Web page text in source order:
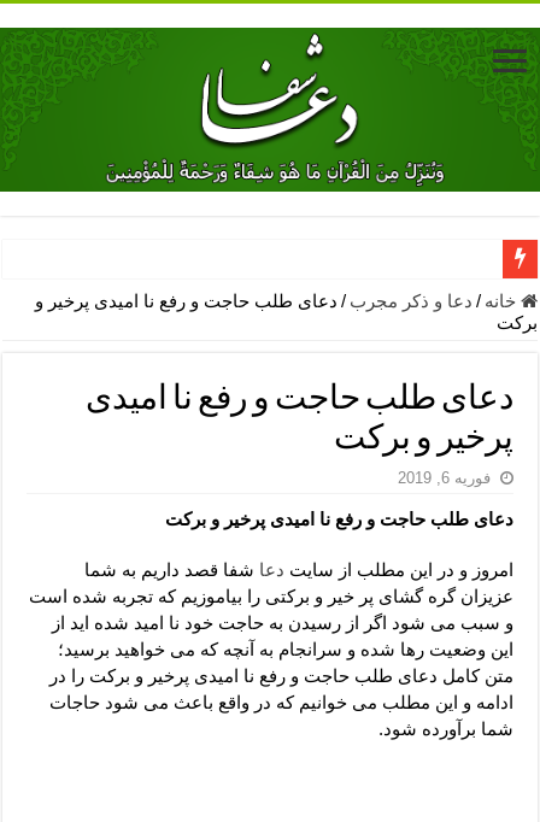
دعای جلب محبت فوری معشوق – دعای جلب محبت شوهر
دعای مشکل گشا برای رفع فقر – ذکرهای روزی‌ بخش
معجزات دعای یا من اظهر الجمیل – دعای یا من اظهر الجمیل برای
مهم ترین اذکار الهی و فضیلت آن ها – ذکر مخصوص مستجاب الدعوه
دعا برای ترس بچه ها در خواب – دعای ترس و بی خوابی کودکان
لا حول ولا قوة الا بالله برای چشم زخم – دعای چشم زخم ماشاالله
دعای قوی رفع ترس – دعای مجرب برای آرامش قلب و رفع اضطراب
دعا برای پولدار شدن در یک روز – دعای ثروت حضرت سلیمان
خانه / دعا و ذکر مجرب / دعای طلب حاجت و رفع نا امیدی پرخیر و
برکت
دعای طلب حاجت و رفع نا امیدی
پرخیر و برکت
فوریه 6, 2019
دعای طلب حاجت و رفع نا امیدی پرخیر و برکت
امروز و در این مطلب از سایت دعا شفا قصد داریم به شما
عزیزان گره گشای پر خیر و برکتی را بیاموزیم که تجربه شده است
و سبب می شود اگر از رسیدن به حاجت خود نا امید شده اید از
این وضعیت رها شده و سرانجام به آنچه که می خواهید برسید؛
متن کامل دعای طلب حاجت و رفع نا امیدی پرخیر و برکت را در
ادامه و این مطلب می خوانیم که در واقع باعث می شود حاجات
شما برآورده شود.